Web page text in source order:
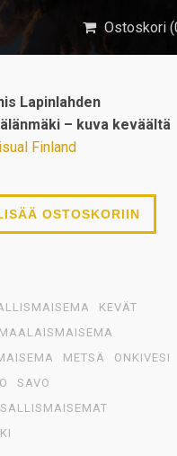
Ostoskori (
Lapinlahden
– kuva keväältä
Finland
OSTOSKORIIN
KEVÄT
MAALAISMAISEMA
METSÄ
ONKIVESI
SAVO